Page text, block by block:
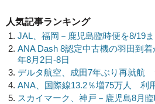
人気記事ランキング
JAL、福岡－鹿児島臨時便を8/19
ANA Dash 8認定中古機の羽田到
年8月2日-8日
デルタ航空、成田7年ぶり再就航
ANA、国際線13.2％増75万人 利
スカイマーク、神戸－鹿児島8月